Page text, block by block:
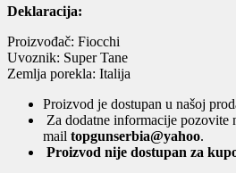
Deklaracija:
Proizvođač: Fiocchi
Uvoznik: Super Tane
Zemlja porekla: Italija
Proizvod je dostupan u našoj
Za dodatne informacije pozovite
mail topgunserbia@yahoo.
Proizvod nije dostupan za